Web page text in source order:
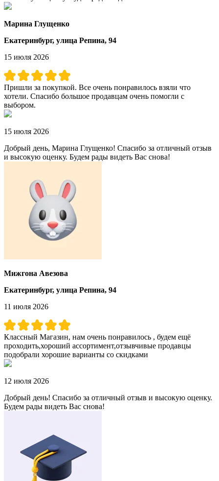
Марина Глущенко
Екатеринбург, улица Репина, 94
15 июля 2026
Пришли за покупкой. Все очень понравилось взяли что
хотели. Спасибо большое продавцам очень помогли с
выбором.
15 июля 2026
Добрый день, Марина Глущенко! Спасибо за отличный отзыв
и высокую оценку. Будем рады видеть Вас снова!
Мижгона Авезова
Екатеринбург, улица Репина, 94
11 июля 2026
Классный Магазин, нам очень понравилось , будем ещё
проходить,хороший ассортимент,отзывчивые продавцы
подобрали хорошие варианты со скидками
12 июля 2026
Добрый день! Спасибо за отличный отзыв и высокую оценку.
Будем рады видеть Вас снова!